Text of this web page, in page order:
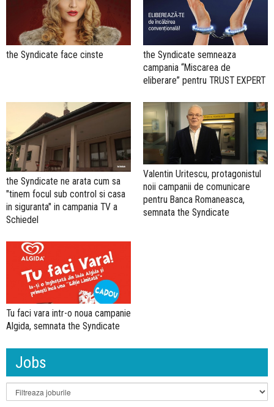
the Syndicate face cinste
the Syndicate semneaza
campania “Miscarea de
eliberare” pentru TRUST EXPERT
the Syndicate ne arata cum sa
"tinem focul sub control si casa
in siguranta" in campania TV a
Schiedel
Valentin Uritescu, protagonistul
noii campanii de comunicare
pentru Banca Romaneasca,
semnata the Syndicate
Tu faci vara intr-o noua campanie
Algida, semnata the Syndicate
Jobs